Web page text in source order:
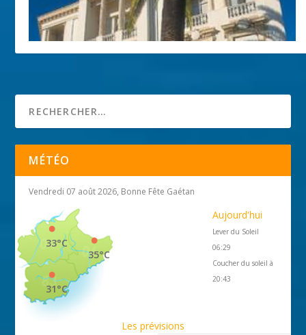
MÉTÉO
Vendredi 07 août 2026, Bonne Fête Gaétan
35°C
33°C
31°C
Aujourd'hui
Lever du Soleil
06:29
Coucher du soleil à
20:43
Les prévisions